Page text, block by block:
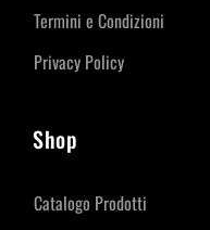
Termini e Condizioni
Privacy Policy
Shop
Catalogo Prodotti